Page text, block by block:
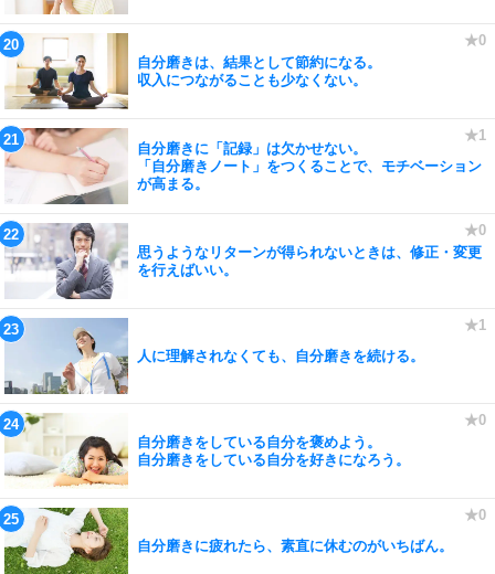
自分磨きは、結果として節約になる。
収入につながることも少なくない。
自分磨きに「記録」は欠かせない。
「自分磨きノート」をつくることで、モチベーション
が高まる。
思うようなリターンが得られないときは、修正・変更
を行えばいい。
人に理解されなくても、自分磨きを続ける。
自分磨きをしている自分を褒めよう。
自分磨きをしている自分を好きになろう。
自分磨きに疲れたら、素直に休むのがいちばん。